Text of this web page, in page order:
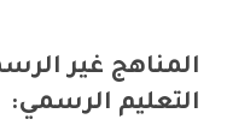
المناهج غير
التعليم الرسمي: